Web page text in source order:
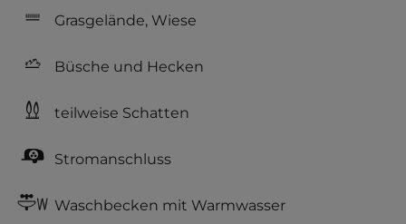
Grasgelände, Wiese
Büsche und Hecken
teilweise Schatten
Stromanschluss
Waschbecken mit Warmwasser